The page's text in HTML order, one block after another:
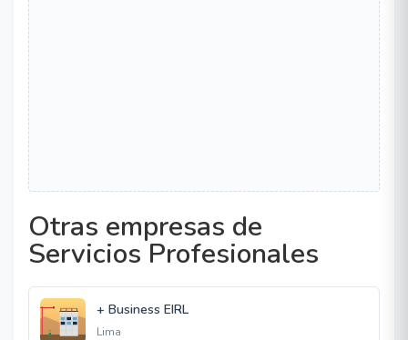
Otras empresas de
Servicios Profesionales
+ Business EIRL
Lima